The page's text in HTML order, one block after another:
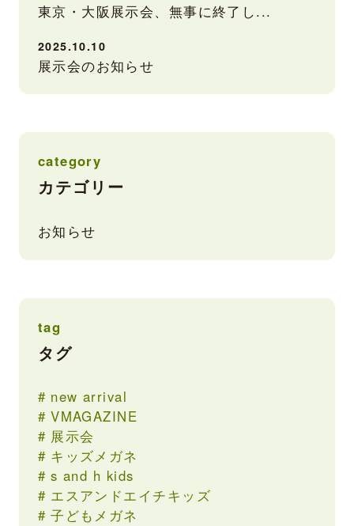
東京・大阪展示会、無事に終了し...
2025.10.10
展示会のお知らせ
category
カテゴリー
お知らせ
tag
タグ
new arrival
VMAGAZINE
展示会
キッズメガネ
s and h kids
エスアンドエイチキッズ
子どもメガネ